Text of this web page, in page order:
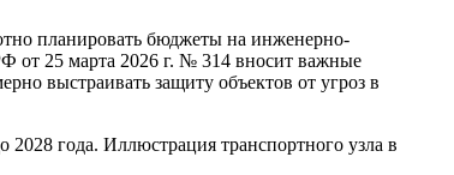
планировать бюджеты на инженерно-
от 25 марта 2026 г. № 314 вносит важные
выстраивать защиту объектов от угроз в